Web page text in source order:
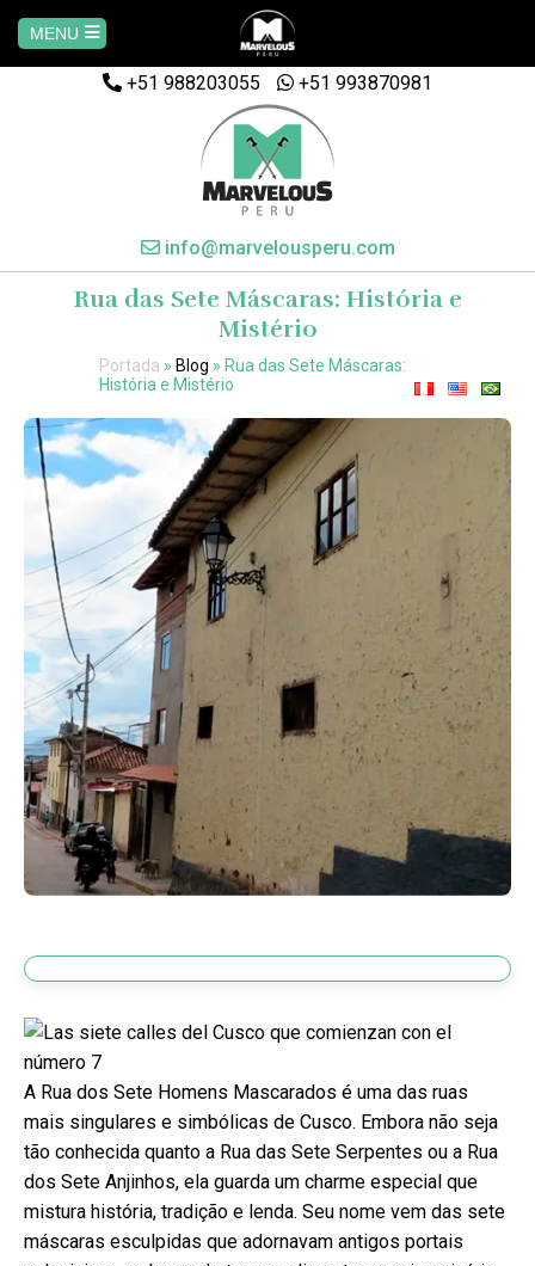
MENU
Home
AREQUIPA
MACHUPICCHU
PAQUETES
SALKANTAY
MANU
Blog
Contactanos
+51 988203055 +51 993870981
info@marvelousperu.com
Rua das Sete Máscaras: História e
Mistério
Portada » Blog » Rua das Sete Máscaras:
História e Mistério
A Rua dos Sete Homens Mascarados é uma das ruas
mais singulares e simbólicas de Cusco. Embora não seja
tão conhecida quanto a Rua das Sete Serpentes ou a Rua
dos Sete Anjinhos, ela guarda um charme especial que
mistura história, tradição e lenda. Seu nome vem das sete
máscaras esculpidas que adornavam antigos portais